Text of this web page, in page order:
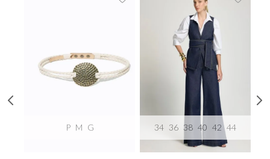
P M G 34 36 38 40 42 44